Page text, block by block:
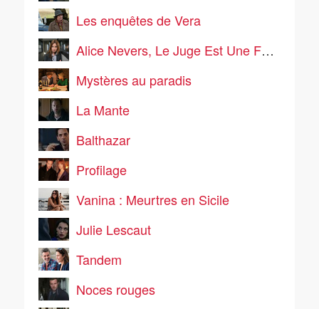
Les enquêtes de Vera
Alice Nevers, Le Juge Est Une Femme
Mystères au paradis
La Mante
Balthazar
Profilage
Vanina : Meurtres en Sicile
Julie Lescaut
Tandem
Noces rouges